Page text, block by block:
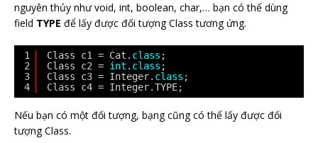
nguyên thủy như void, int, boolean, char,… bạn có thể dùng
field TYPE để lấy được đối tượng Class tương ứng.
1
2
3
4
Class c1 = Cat. class ;
Class c2 = int . class ;
Class c3 = Integer. class ;
Class c4 = Integer.TYPE;
Nếu bạn có một đối tượng, bạng cũng có thể lấy được đối
tượng Class.